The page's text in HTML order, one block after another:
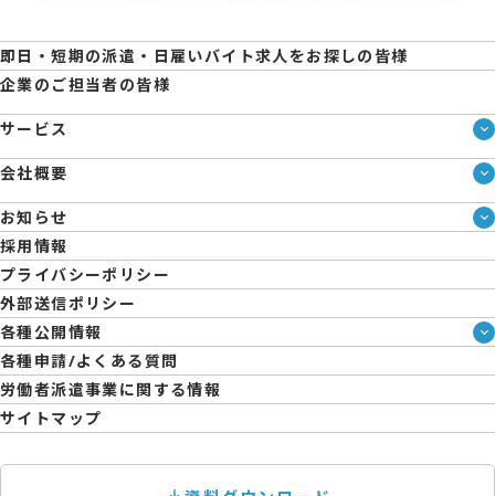
即日・短期の派遣・日雇いバイト求人をお探しの皆様
企業のご担当者の皆様
サービス
サービス一覧
即日・単発のバイト探しは「スマジョブ」
エントリーマーケット
会社概要
会社概要
メディア情報
人材派遣について
コーポレートガバナンス
拠点一覧
日雇派遣の原則禁止について
エントリーのサポートについて
お知らせ
ブログ
企業様向けお役立ちブログ
採用情報
プライバシーポリシー
外部送信ポリシー
各種公開情報
ハラスメント防止・対策方針
育児休業取得率および職場復帰率報告書
各種申請/よくある質問
労働者派遣事業に関する情報
サイトマップ